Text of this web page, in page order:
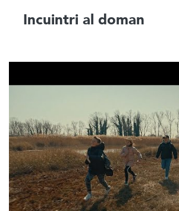
Incuintri al doman